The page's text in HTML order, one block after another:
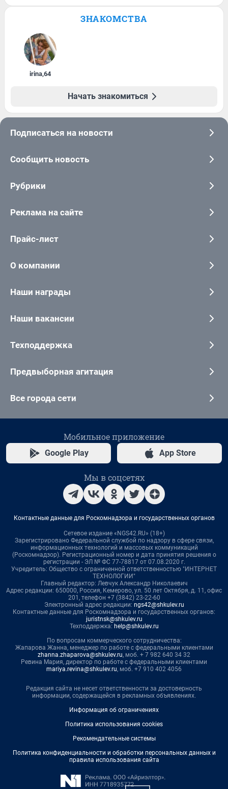
ЗНАКОМСТВА
irina,64
Начать знакомиться
Подписаться на новости
Сообщить новость
Рубрики
Реклама на сайте
Прайс-лист
О компании
Наши награды
Наши вакансии
Техподдержка
Предвыборная агитация
Все города сети
Мобильное приложение
Google Play App Store
Мы в соцсетях
Контактные данные для Роскомнадзора и государственных органов
Сетевое издание «NGS42.RU» (18+)
Зарегистрировано Федеральной службой по надзору в сфере связи,
информационных технологий и массовых коммуникаций
(Роскомнадзор). Регистрационный номер и дата принятия решения о
регистрации - ЭЛ № ФС 77-78817 от 07.08.2020 г.
Учредитель: Общество с ограниченной ответственностью "ИНТЕРНЕТ
ТЕХНОЛОГИИ"
Главный редактор: Левчук Александр Николаевич
Адрес редакции: 650000, Россия, Кемерово, ул. 50 лет Октября, д. 11, офис
201, телефон +7 (3842) 23-22-60
Электронный адрес редакции: ngs42@shkulev.ru
Контактные данные для Роскомнадзора и государственных органов:
juristnsk@shkulev.ru
Техподдержка: help@shkulev.ru
По вопросам коммерческого сотрудничества:
Жапарова Жанна, менеджер по работе с федеральными клиентами
zhanna.zhaparova@shkulev.ru, моб. + 7 982 640 34 32
Ревина Мария, директор по работе с федеральными клиентами
mariya.revina@shkulev.ru, моб. +7 910 402 4056
Редакция сайта не несет ответственности за достоверность
информации, содержащейся в рекламных объявлениях.
Информация об ограничениях
Политика использования cookies
Рекомендательные системы
Политика конфиденциальности и обработки персональных данных и
правила использования сайта